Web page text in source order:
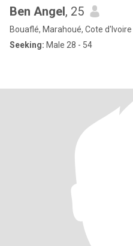
Ben Angel, 25
Bouaflé, Marahoué, Cote d'Ivoire
Seeking: Male 28 - 54